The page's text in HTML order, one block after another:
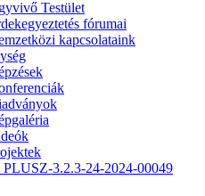
Testület
fórumai
kapcsolataink
3.2.3-24-2024-00049